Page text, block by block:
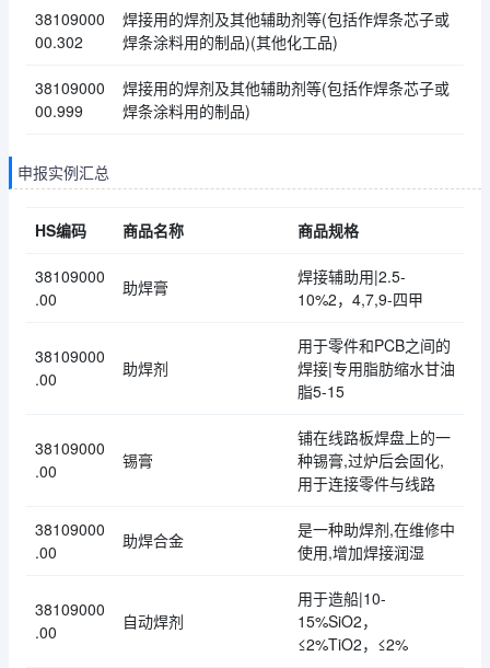
38109000
00.302
焊接用的焊剂及其他辅助剂等(包括作焊条芯子或
焊条涂料用的制品)(其他化工品)
38109000
00.999
焊接用的焊剂及其他辅助剂等(包括作焊条芯子或
焊条涂料用的制品)
申报实例汇总
HS编码 商品名称 商品规格
38109000
.00
助焊膏
焊接辅助用|2.5-
10%2，4,7,9-四甲
38109000
.00
助焊剂
用于零件和PCB之间的
焊接|专用脂肪缩水甘油
脂5-15
38109000
.00
锡膏
铺在线路板焊盘上的一
种锡膏,过炉后会固化,
用于连接零件与线路
38109000
.00
助焊合金
是一种助焊剂,在维修中
使用,增加焊接润湿
38109000
.00
自动焊剂
用于造船|10-
15%SiO2，
≤2%TiO2，≤2%